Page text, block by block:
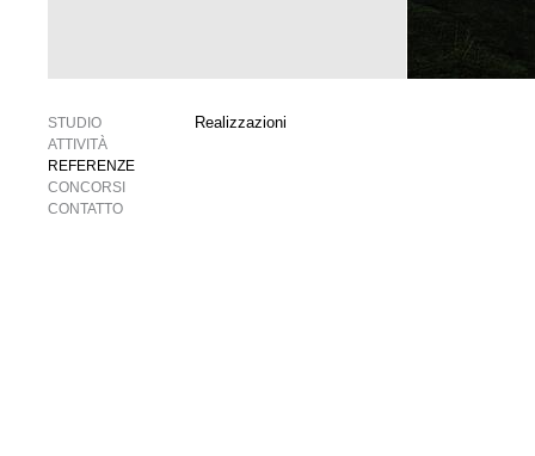
STUDIO
ATTIVITÀ
REFERENZE
CONCORSI
CONTATTO
Realizzazioni